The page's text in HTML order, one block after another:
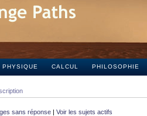
PHYSIQUE CALCUL PHILOSOPHIE
sans réponse | Voir les sujets actifs